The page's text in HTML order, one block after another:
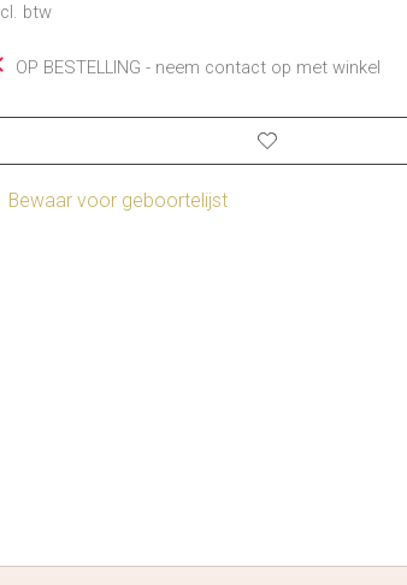
btw
OP BESTELLING - neem contact op met winkel
Bewaar voor geboortelijst